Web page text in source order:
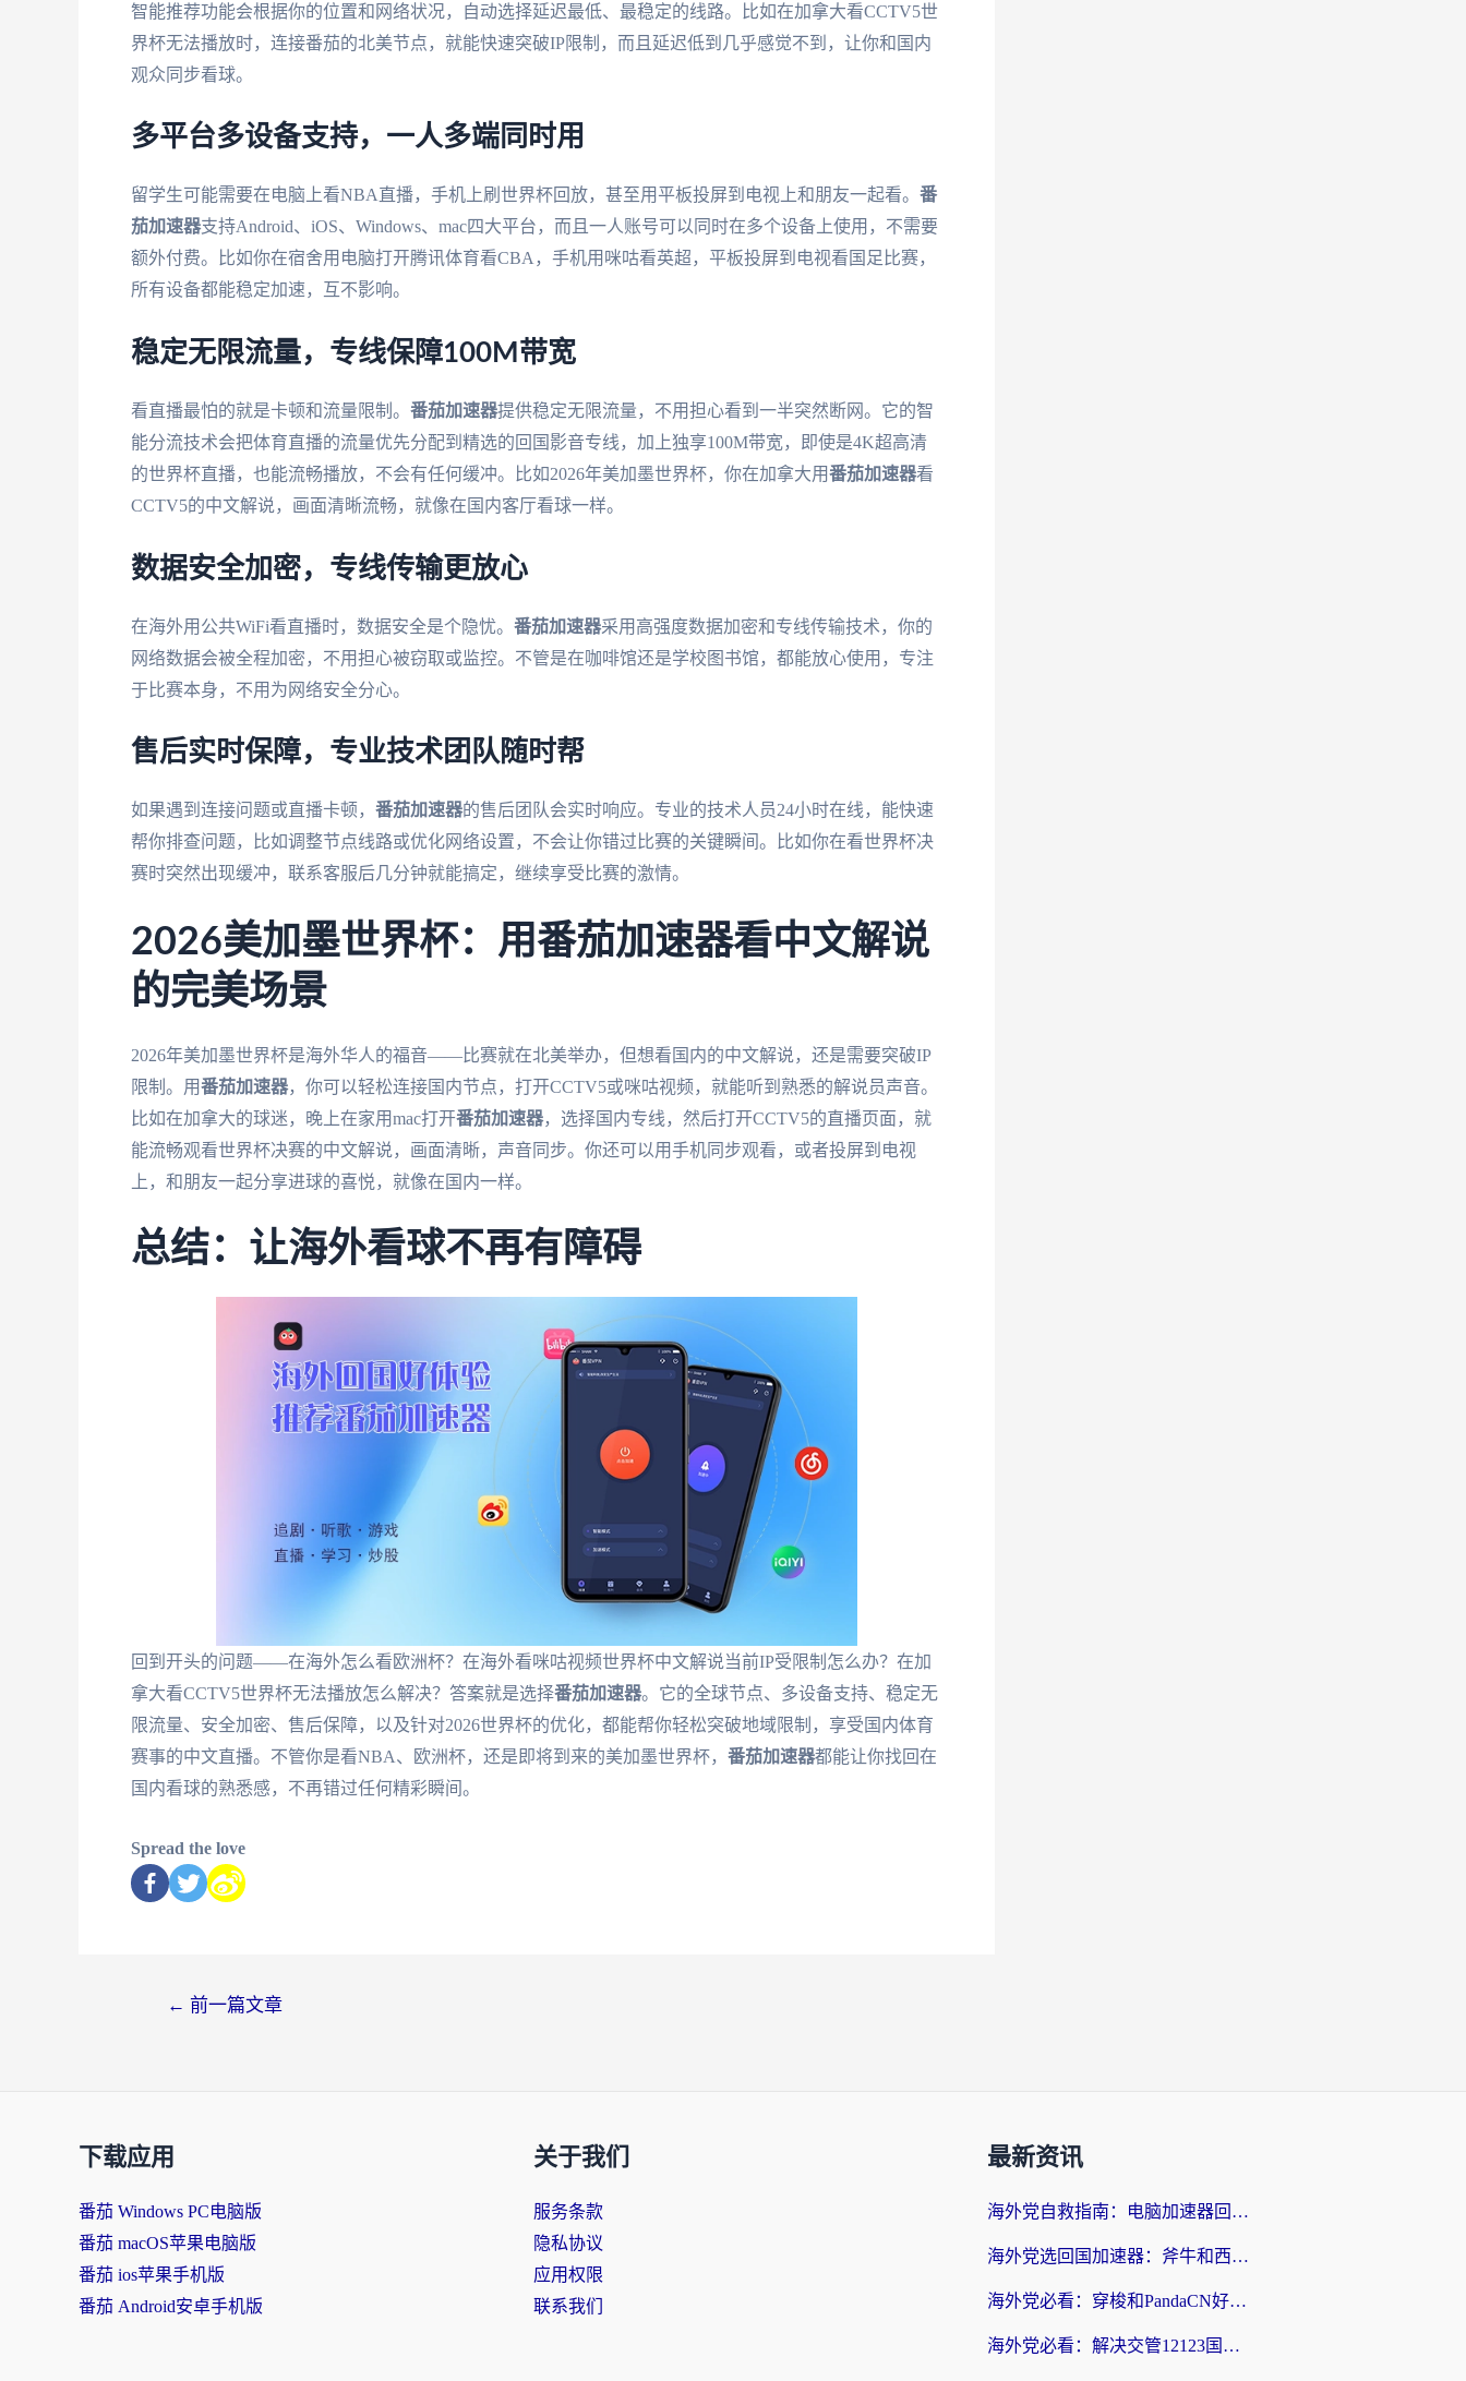
智能推荐功能会根据你的位置和网络状况，自动选择延迟最低、最稳定的线路。比如在加拿大看CCTV5世
界杯无法播放时，连接番茄的北美节点，就能快速突破IP限制，而且延迟低到几乎感觉不到，让你和国内
观众同步看球。
多平台多设备支持，一人多端同时用
留学生可能需要在电脑上看NBA直播，手机上刷世界杯回放，甚至用平板投屏到电视上和朋友一起看。 番
茄加速器支持Android、iOS、Windows、mac四大平台，而且一人账号可以同时在多个设备上使用，不需要
额外付费。比如你在宿舍用电脑打开腾讯体育看CBA，手机用咪咕看英超，平板投屏到电视看国足比赛，
所有设备都能稳定加速，互不影响。
稳定无限流量，专线保障100M带宽
看直播最怕的就是卡顿和流量限制。 番茄加速器提供稳定无限流量，不用担心看到一半突然断网。它的智
能分流技术会把体育直播的流量优先分配到精选的回国影音专线，加上独享100M带宽，即使是4K超高清
的世界杯直播，也能流畅播放，不会有任何缓冲。比如2026年美加墨世界杯，你在加拿大用番茄加速器看
CCTV5的中文解说，画面清晰流畅，就像在国内客厅看球一样。
数据安全加密，专线传输更放心
在海外用公共WiFi看直播时，数据安全是个隐忧。 番茄加速器采用高强度数据加密和专线传输技术，你的
网络数据会被全程加密，不用担心被窃取或监控。不管是在咖啡馆还是学校图书馆，都能放心使用，专注
于比赛本身，不用为网络安全分心。
售后实时保障，专业技术团队随时帮
如果遇到连接问题或直播卡顿， 番茄加速器的售后团队会实时响应。专业的技术人员24小时在线，能快速
帮你排查问题，比如调整节点线路或优化网络设置，不会让你错过比赛的关键瞬间。比如你在看世界杯决
赛时突然出现缓冲，联系客服后几分钟就能搞定，继续享受比赛的激情。
2026美加墨世界杯：用番茄加速器看中文解说
的完美场景
2026年美加墨世界杯是海外华人的福音——比赛就在北美举办，但想看国内的中文解说，还是需要突破IP
限制。用番茄加速器，你可以轻松连接国内节点，打开CCTV5或咪咕视频，就能听到熟悉的解说员声音。
比如在加拿大的球迷，晚上在家用mac打开番茄加速器，选择国内专线，然后打开CCTV5的直播页面，就
能流畅观看世界杯决赛的中文解说，画面清晰，声音同步。你还可以用手机同步观看，或者投屏到电视
上，和朋友一起分享进球的喜悦，就像在国内一样。
总结：让海外看球不再有障碍
回到开头的问题——在海外怎么看欧洲杯？在海外看咪咕视频世界杯中文解说当前IP受限制怎么办？在加
拿大看CCTV5世界杯无法播放怎么解决？答案就是选择番茄加速器。它的全球节点、多设备支持、稳定无
限流量、安全加密、售后保障，以及针对2026世界杯的优化，都能帮你轻松突破地域限制，享受国内体育
赛事的中文直播。不管你是看NBA、欧洲杯，还是即将到来的美加墨世界杯， 番茄加速器都能让你找回在
国内看球的熟悉感，不再错过任何精彩瞬间。
Spread the love
← 前一篇文章
下载应用
番茄 Windows PC电脑版
番茄 macOS苹果电脑版
番茄 ios苹果手机版
番茄 Android安卓手机版
关于我们
服务条款
隐私协议
应用权限
联系我们
最新资讯
海外党自救指南：电脑加速器回国怎么选？轻松解决国内资源访问难题
海外党选回国加速器：斧牛和西游哪个好？附Windows免费试用&实用避坑指南
海外党必看：穿梭和PandaCN好用吗？3分钟选对回国加速器，无缝刷剧玩国服
海外党必看：解决交管12123国外登录难题，选对回国加速器就能无缝刷国内资源